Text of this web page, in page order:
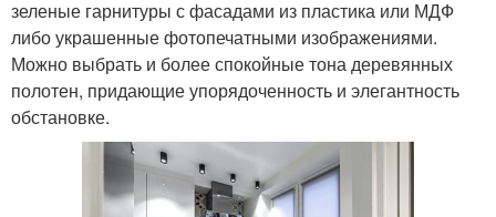
зеленые гарнитуры с фасадами из пластика или МДФ
либо украшенные фотопечатными изображениями.
Можно выбрать и более спокойные тона деревянных
полотен, придающие упорядоченность и элегантность
обстановке.